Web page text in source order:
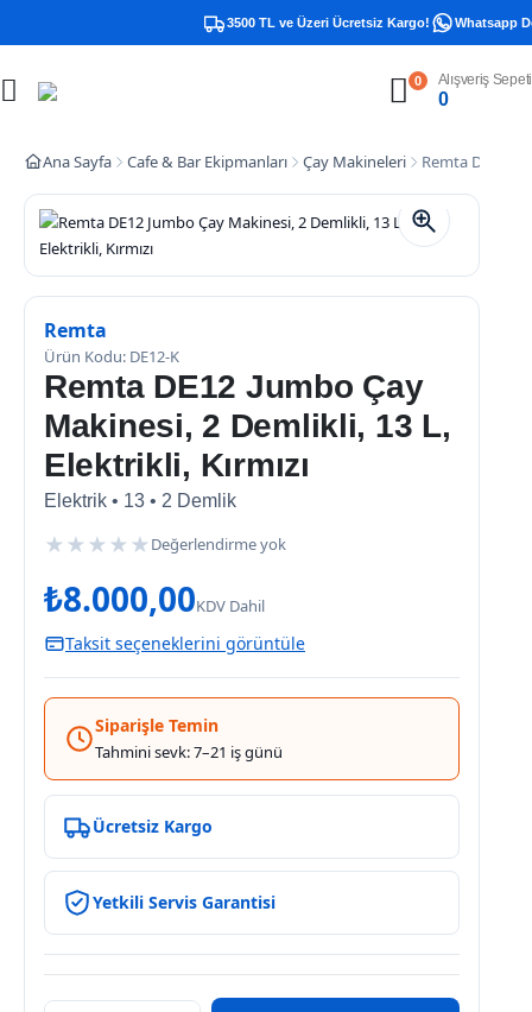
3500 TL ve Üzeri Ücretsiz Kargo! Whatsapp
0 Alışveriş Sepeti
0
Ana Sayfa Cafe & Bar Ekipmanları Çay Makineleri Remta DE12
Remta
Ürün Kodu: DE12-K
Remta DE12 Jumbo Çay
Makinesi, 2 Demlikli, 13 L,
Elektrikli, Kırmızı
Elektrik • 13 • 2 Demlik
★ ★ ★ ★ ★ Değerlendirme yok
₺8.000,00KDV Dahil
Taksit seçeneklerini görüntüle
Siparişle Temin
Tahmini sevk: 7–21 iş günü
Ücretsiz Kargo
Yetkili Servis Garantisi